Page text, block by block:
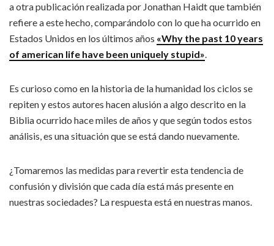
a otra publicación realizada por Jonathan Haidt que también
refiere a este hecho, comparándolo con lo que ha ocurrido en
Estados Unidos en los últimos años «Why the past 10 years
of american life have been uniquely stupid».
Es curioso como en la historia de la humanidad los ciclos se
repiten y estos autores hacen alusión a algo descrito en la
Biblia ocurrido hace miles de años y que según todos estos
análisis, es una situación que se está dando nuevamente.
¿Tomaremos las medidas para revertir esta tendencia de
confusión y división que cada día está más presente en
nuestras sociedades? La respuesta está en nuestras manos.